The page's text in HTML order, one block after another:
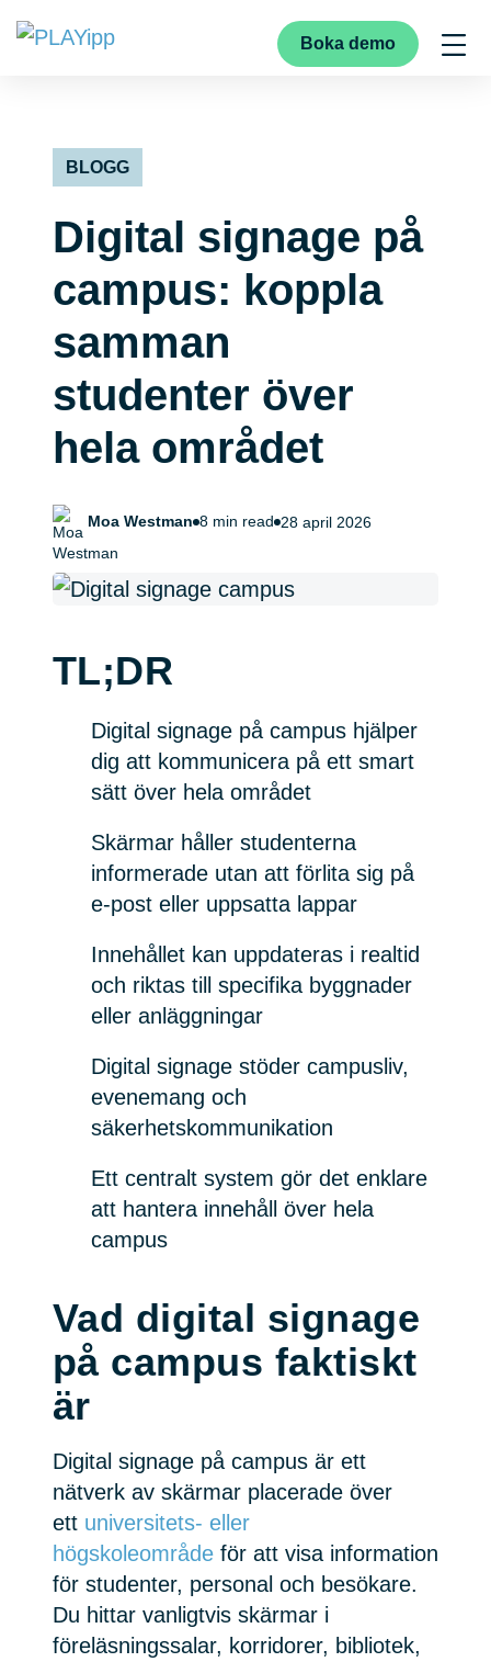
Boka demo
BLOGG
Digital signage på
campus: koppla
samman
studenter över
hela området
Moa Westman 8 min read 28 april 2026
TL;DR
Digital signage på campus hjälper
dig att kommunicera på ett smart
sätt över hela området
Skärmar håller studenterna
informerade utan att förlita sig på
e-post eller uppsatta lappar
Innehållet kan uppdateras i realtid
och riktas till specifika byggnader
eller anläggningar
Digital signage stöder campusliv,
evenemang och
säkerhetskommunikation
Ett centralt system gör det enklare
att hantera innehåll över hela
campus
Vad digital signage
på campus faktiskt
är
Digital signage på campus är ett
nätverk av skärmar placerade över
ett universitets- eller
högskoleområde för att visa information
för studenter, personal och besökare.
Du hittar vanligtvis skärmar i
föreläsningssalar, korridorer, bibliotek,